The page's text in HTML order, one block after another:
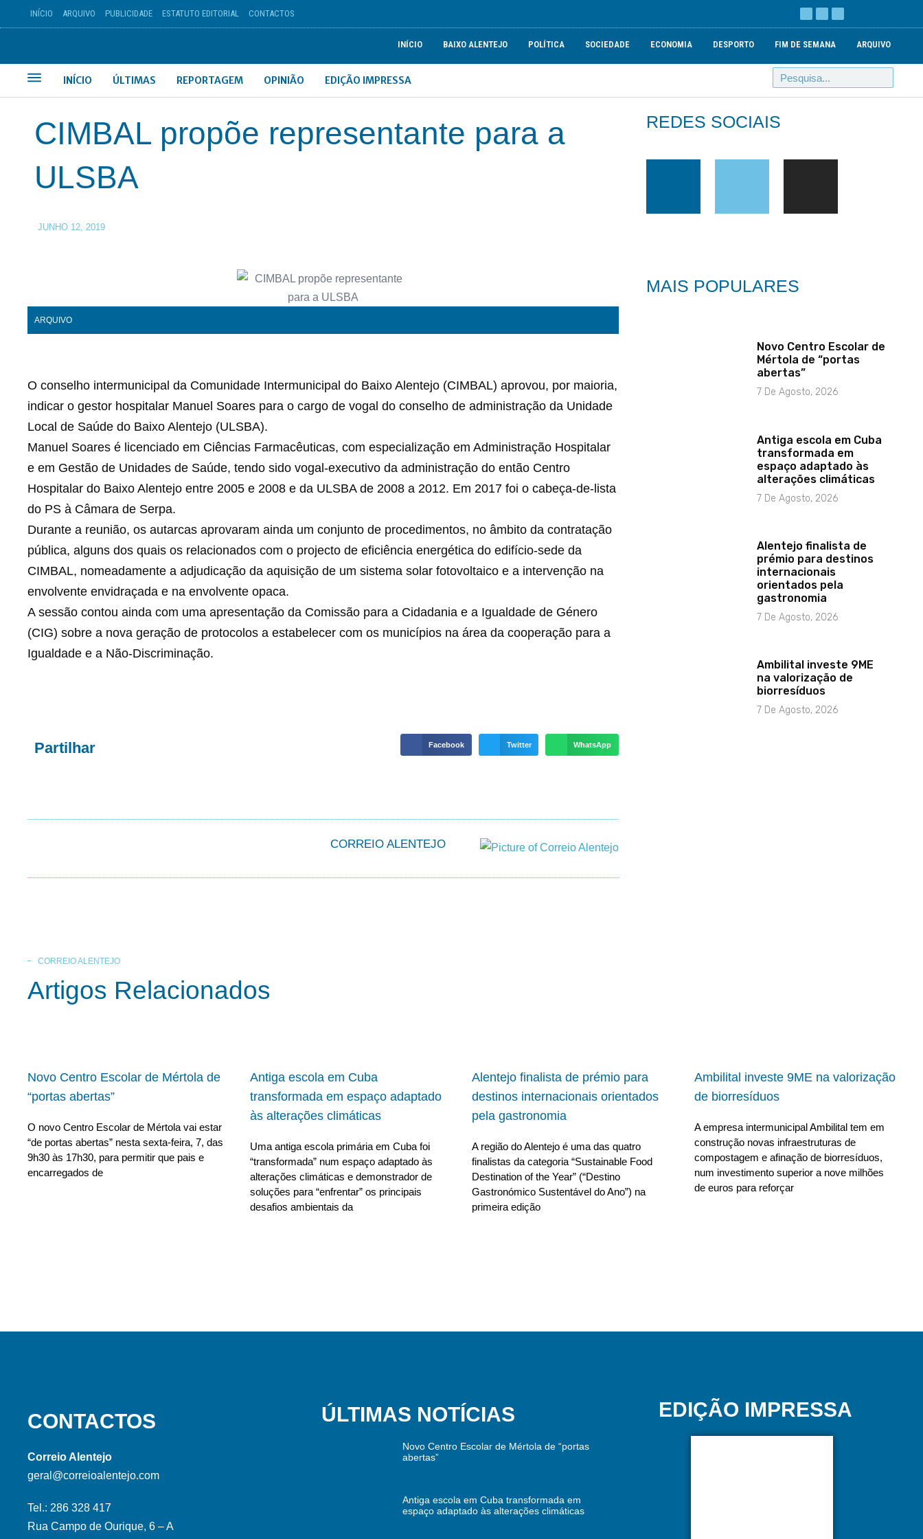
INÍCIO ARQUIVO PUBLICIDADE ESTATUTO EDITORIAL CONTACTOS
INÍCIO BAIXO ALENTEJO POLÍTICA SOCIEDADE ECONOMIA DESPORTO FIM DE SEMANA ARQUIVO
INÍCIO ÚLTIMAS REPORTAGEM OPINIÃO EDIÇÃO IMPRESSA
CIMBAL propõe representante para a
ULSBA
JUNHO 12, 2019
ARQUIVO
O conselho intermunicipal da Comunidade Intermunicipal do Baixo Alentejo (CIMBAL) aprovou, por maioria,
indicar o gestor hospitalar Manuel Soares para o cargo de vogal do conselho de administração da Unidade
Local de Saúde do Baixo Alentejo (ULSBA).
Manuel Soares é licenciado em Ciências Farmacêuticas, com especialização em Administração Hospitalar
e em Gestão de Unidades de Saúde, tendo sido vogal-executivo da administração do então Centro
Hospitalar do Baixo Alentejo entre 2005 e 2008 e da ULSBA de 2008 a 2012. Em 2017 foi o cabeça-de-lista
do PS à Câmara de Serpa.
Durante a reunião, os autarcas aprovaram ainda um conjunto de procedimentos, no âmbito da contratação
pública, alguns dos quais os relacionados com o projecto de eficiência energética do edifício-sede da
CIMBAL, nomeadamente a adjudicação da aquisição de um sistema solar fotovoltaico e a intervenção na
envolvente envidraçada e na envolvente opaca.
A sessão contou ainda com uma apresentação da Comissão para a Cidadania e a Igualdade de Género
(CIG) sobre a nova geração de protocolos a estabelecer com os municípios na área da cooperação para a
Igualdade e a Não-Discriminação.
Partilhar Facebook Twitter WhatsApp
CORREIO ALENTEJO
REDES SOCIAIS
MAIS POPULARES
Novo Centro Escolar de
Mértola de “portas
abertas”
7 De Agosto, 2026
Antiga escola em Cuba
transformada em
espaço adaptado às
alterações climáticas
7 De Agosto, 2026
Alentejo finalista de
prémio para destinos
internacionais
orientados pela
gastronomia
7 De Agosto, 2026
Ambilital investe 9ME
na valorização de
biorresíduos
7 De Agosto, 2026
CORREIO ALENTEJO
Artigos Relacionados
Novo Centro Escolar de Mértola de
“portas abertas”
O novo Centro Escolar de Mértola vai estar
“de portas abertas” nesta sexta-feira, 7, das
9h30 às 17h30, para permitir que pais e
encarregados de
Antiga escola em Cuba
transformada em espaço adaptado
às alterações climáticas
Uma antiga escola primária em Cuba foi
“transformada” num espaço adaptado às
alterações climáticas e demonstrador de
soluções para “enfrentar” os principais
desafios ambientais da
Alentejo finalista de prémio para
destinos internacionais orientados
pela gastronomia
A região do Alentejo é uma das quatro
finalistas da categoria “Sustainable Food
Destination of the Year” (“Destino
Gastronómico Sustentável do Ano”) na
primeira edição
Ambilital investe 9ME na valorização
de biorresíduos
A empresa intermunicipal Ambilital tem em
construção novas infraestruturas de
compostagem e afinação de biorresíduos,
num investimento superior a nove milhões
de euros para reforçar
CONTACTOS
Correio Alentejo
geral@correioalentejo.com
Tel.: 286 328 417
Rua Campo de Ourique, 6 – A
ÚLTIMAS NOTÍCIAS
Novo Centro Escolar de Mértola de “portas
abertas”
Antiga escola em Cuba transformada em
espaço adaptado às alterações climáticas
EDIÇÃO IMPRESSA